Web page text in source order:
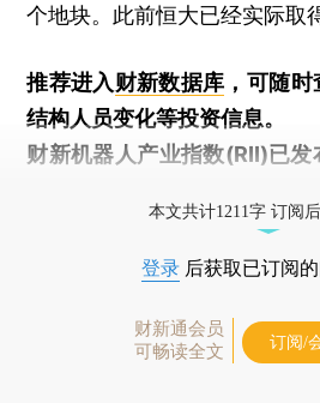
个地块。此前恒大已经实际取
推荐进入财新数据库 ，可随
结构人员变化等投资信息。
财新机器人产业指数(RII)已发
本文共计1211字 订阅
登录 后获取已订阅
财新通会员
可畅读全文
订阅/